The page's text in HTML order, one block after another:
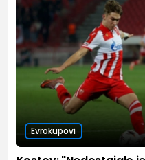
Evrokupovi